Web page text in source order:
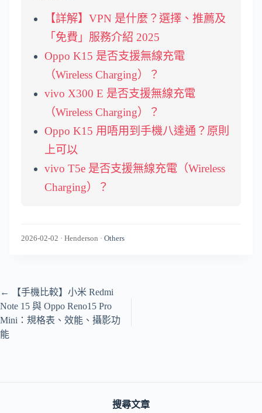
【詳解】VPN 是什麼？選擇、推薦及
「免費」服務介紹 2025
Oppo K15 是否支援無線充電
（Wireless Charging）？
vivo X300 E 是否支援無線充電
（Wireless Charging）？
Oppo K15 用唔用到手機八達通？原則
上可以
vivo T5e 是否支援無線充電（Wireless
Charging）？
2026-02-02 · Henderson · Others
←
【手機比較】小米 Redmi
Note 15 與 Oppo Reno15 Pro
Mini：規格表、效能、攝影功
能
搜尋文章